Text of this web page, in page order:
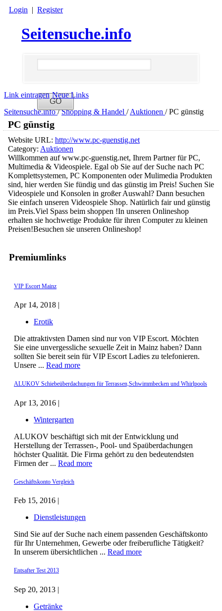
Login | Register
Seitensuche.info
Link eintragen Neue Links
Seitensuche.info/ Shopping & Handel / Auktionen / PC günstig
Premiumlinks
VIP Escort Mainz
Apr 14, 2018 |
Erotik
Die attraktivsten Damen sind nur von VIP Escort. Möchten
Sie eine unvergessliche sexuelle Zeit in Mainz haben? Dann
sollten Sie bereit sein für VIP Escort Ladies zu telefonieren.
Unsere ... Read more
ALUKOV Schiebeüberdachungen für Terrassen,Schwimmbecken und Whirlpools
Apr 13, 2016 |
Wintergarten
ALUKOV beschäftigt sich mit der Entwicklung und
Herstellung der Terrassen-, Pool- und Spaüberdachungen
höchster Qualität. Die Firma gehört zu den bedeutendsten
Firmen der ... Read more
Geschäftskonto Vergleich
Feb 15, 2016 |
Dienstleistungen
Sind Sie auf der Suche nach einem passenden Geschäftskonto
für Ihr Unternehmen, Gewerbe oder freiberufliche Tätigkeit?
In unserem übersichtlichen ... Read more
Entsafter Test 2013
Sep 20, 2013 |
Getränke
PC günstig
Website URL: http://www.pc-guenstig.net
Category: Auktionen
Willkommen auf www.pc-guenstig.net, Ihrem Partner für PC,
Multimedia & Videospiele. Egal ob Sie auf der Suche nach PC
Komplettsystemen, PC Komponenten oder Mulimedia Produkten
sind, hier werden Sie fündig und das günstig im Preis! Suchen Sie
Videospiele und Konsolen in großer Auswahl? Dann besuchen
Sie einfach unseren Videospiele Shop. Natürlich fair und günstig
im Preis.Viel Spass beim shoppen !In unseren Onlineshop
erhalten sie hochwetige Produkte für ihren Computer zu kleinen
Preisen!Besuchen sie unseren Onlineshop!